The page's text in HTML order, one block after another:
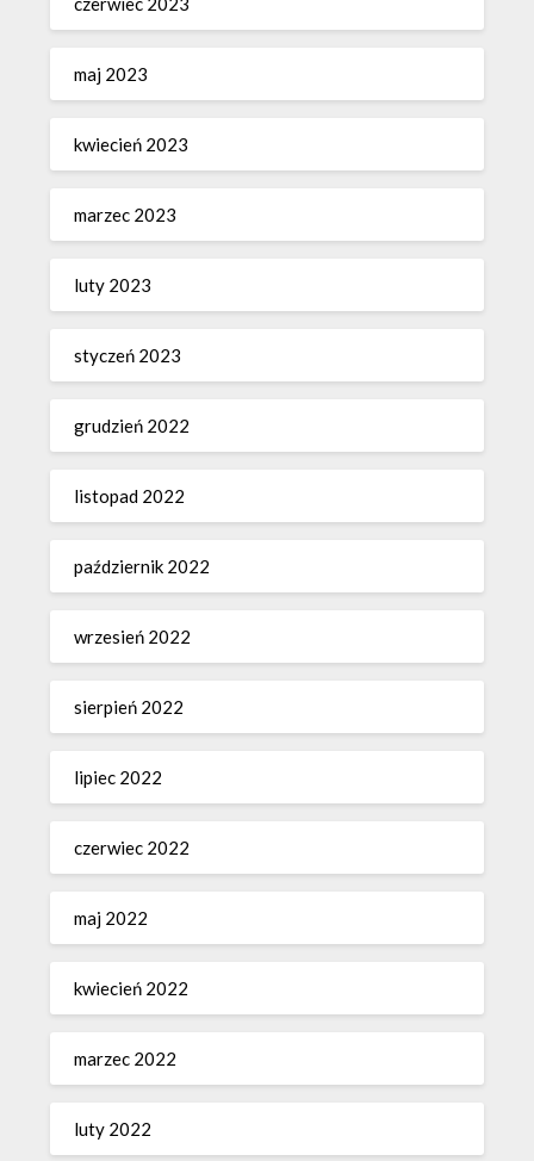
maj 2023
kwiecień 2023
marzec 2023
luty 2023
styczeń 2023
grudzień 2022
listopad 2022
październik 2022
wrzesień 2022
sierpień 2022
lipiec 2022
czerwiec 2022
maj 2022
kwiecień 2022
marzec 2022
luty 2022